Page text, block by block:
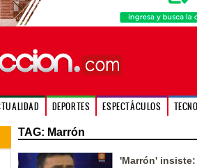
DEPORTES ESPECTÁCULOS
TAG: Marrón
'Marrón'